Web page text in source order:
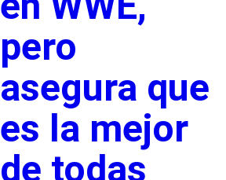
pero
asegura que
es la mejor
de todas